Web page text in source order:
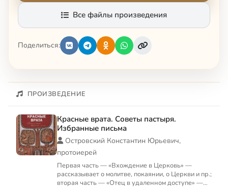
Все файлы произведения
Поделиться:
ПРОИЗВЕДЕНИЕ
Красные врата. Советы пастыря.
Избранные письма
Островский Константин Юрьевич,
протоиерей
Первая часть — «Вхождение в Церковь» —
рассказывает о молитве, покаянии, о Церкви и пр.;
вторая часть — «Отец в удаленном доступе» —